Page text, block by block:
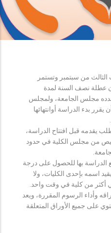
الثالث من سبتمبر وتستمر
عطلة نصف السنة لمدة
مجلس الجامعة، ولمجلس
يقرر بدء الدراسة أوانتهائها
يقدمه قبل افتتاح الدراسة،
من مجلس الكلية في حدود
الدراسة بها للحصول على درجة
اسمه بإحدى الكليات، ولا
أكثر من كلية في وقت واحد.
وأداء الرسوم المقررة، ويعد
على جميع الأوراق المتعلقة